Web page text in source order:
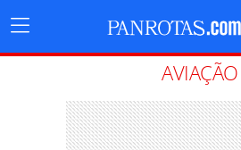
Menu
Principal
AVIAÇÃO